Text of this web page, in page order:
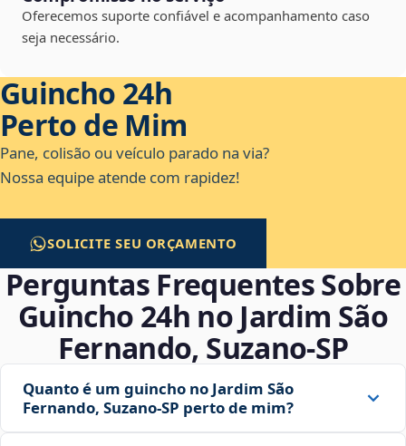
Oferecemos suporte confiável e acompanhamento caso
seja necessário.
Guincho 24h
Perto de Mim
Pane, colisão ou veículo parado na via?
Nossa equipe atende com rapidez!
SOLICITE SEU ORÇAMENTO
Perguntas Frequentes Sobre
Guincho 24h no Jardim São
Fernando, Suzano‑SP
Quanto é um guincho no Jardim São
Fernando, Suzano‑SP perto de mim?